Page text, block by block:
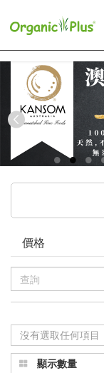
香
港
有
機
食
品
店
嚴
選
歐
美
產
品
Previous
價格
沒有選取任何項目
顯示數量